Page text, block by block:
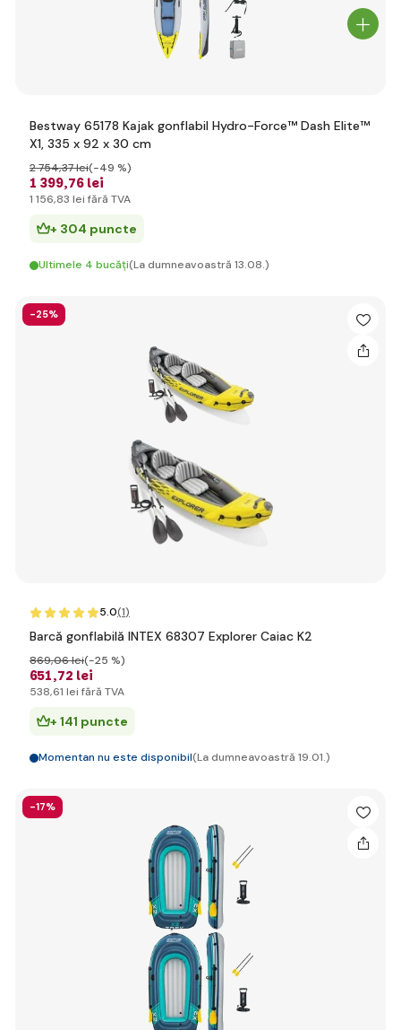
Bestway 65178 Kajak gonflabil Hydro-Force™ Dash Elite™
X1, 335 x 92 x 30 cm
1 399,76 lei
2 754,37 lei(-49 %)
1 156,83 lei fără TVA
+ 304 puncte
Ultimele 4 bucăți(La dumneavoastră 13.08.)
-25%
5.0(1)
Barcă gonflabilă INTEX 68307 Explorer Caiac K2
651,72 lei
869,06 lei(-25 %)
538,61 lei fără TVA
+ 141 puncte
Momentan nu este disponibil(La dumneavoastră 19.01.)
-17%